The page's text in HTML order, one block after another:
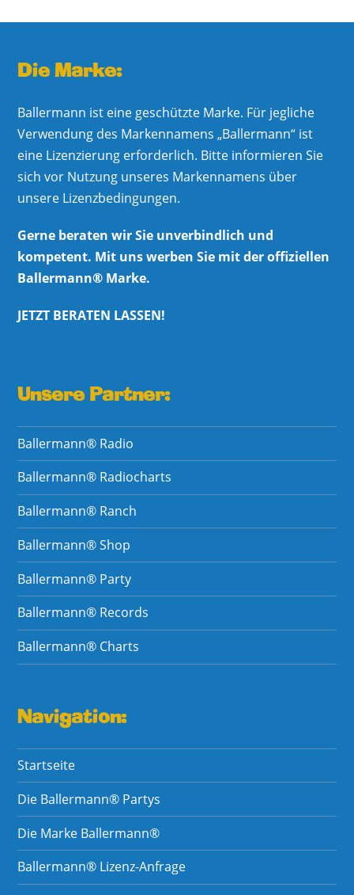
Die Marke:
Ballermann ist eine geschützte Marke. Für jegliche
Verwendung des Markennamens „Ballermann“ ist
eine Lizenzierung erforderlich. Bitte informieren Sie
sich vor Nutzung unseres Markennamens über
unsere Lizenzbedingungen.
Gerne beraten wir Sie unverbindlich und
kompetent. Mit uns werben Sie mit der offiziellen
Ballermann® Marke.
JETZT BERATEN LASSEN!
Unsere Partner:
Ballermann® Radio
Ballermann® Radiocharts
Ballermann® Ranch
Ballermann® Shop
Ballermann® Party
Ballermann® Records
Ballermann® Charts
Navigation:
Startseite
Die Ballermann® Partys
Die Marke Ballermann®
Ballermann® Lizenz-Anfrage